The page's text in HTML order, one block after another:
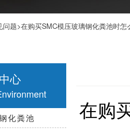
问题>在购买SMC模压玻璃钢化粪池时
心
化粪池
在购